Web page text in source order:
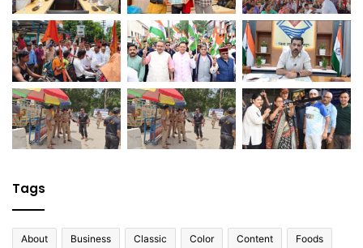
Tags
About Business Classic Color Content Foods